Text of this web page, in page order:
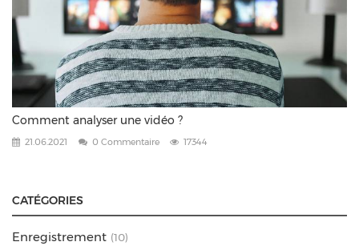
Comment analyser une vidéo ?
21.06.2021 0 Commentaire 17344
CATÉGORIES
Enregistrement (10)